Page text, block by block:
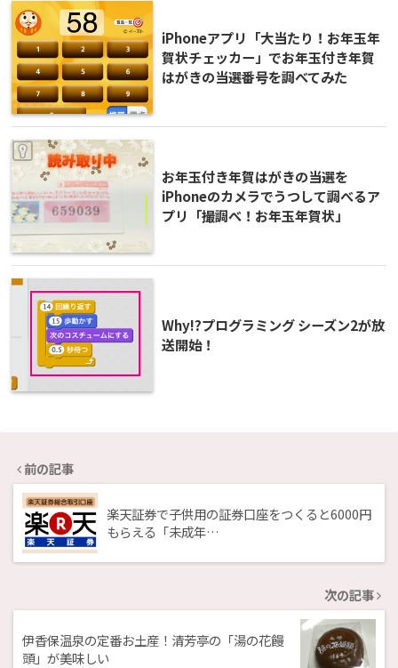
iPhoneアプリ「大当たり！お年玉年
賀状チェッカー」でお年玉付き年賀
はがきの当選番号を調べてみた
お年玉付き年賀はがきの当選を
iPhoneのカメラでうつして調べるア
プリ「撮調べ！お年玉年賀状」
Why!?プログラミング シーズン2が放
送開始！
前の記事
楽天証券で子供用の証券口座をつくると6000円
もらえる「未成年…
次の記事
伊香保温泉の定番お土産！清芳亭の「湯の花饅
頭」が美味しい